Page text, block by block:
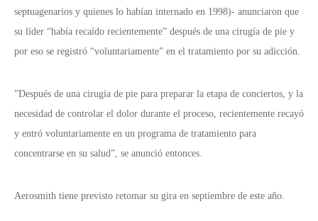
septuagenarios y quienes lo habían internado en 1998)- anunciaron que
su líder “había recaído recientemente” después de una cirugía de pie y
por eso se registró “voluntariamente” en el tratamiento por su adicción.
”Después de una cirugía de pie para preparar la etapa de conciertos, y la
necesidad de controlar el dolor durante el proceso, recientemente recayó
y entró voluntariamente en un programa de tratamiento para
concentrarse en su salud”, se anunció entonces.
Aerosmith tiene previsto retomar su gira en septiembre de este año.